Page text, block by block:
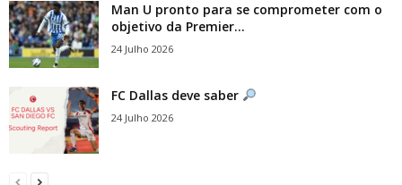
Man U pronto para se comprometer com o
objetivo da Premier...
24 Julho 2026
FC Dallas deve saber
24 Julho 2026